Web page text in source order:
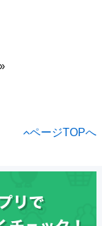
ページTOPへ